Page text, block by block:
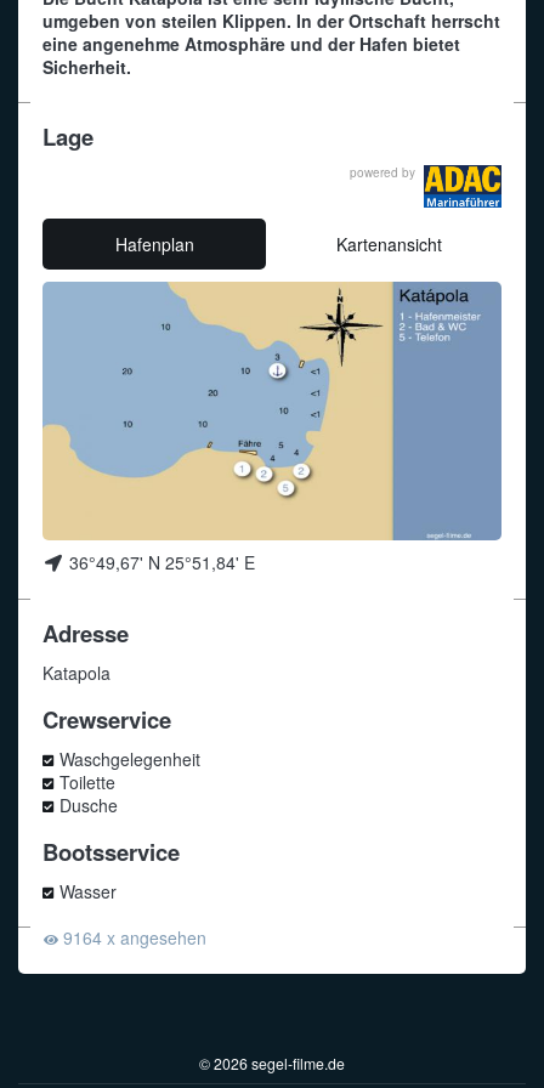
umgeben von steilen Klippen. In der Ortschaft herrscht
eine angenehme Atmosphäre und der Hafen bietet
Sicherheit.
Lage
powered by
Hafenplan Kartenansicht
36°49,67' N 25°51,84' E
Adresse
Katapola
Crewservice
Waschgelegenheit
Toilette
Dusche
Bootsservice
Wasser
9164 x angesehen
© 2026 segel-filme.de
Funkalphabet